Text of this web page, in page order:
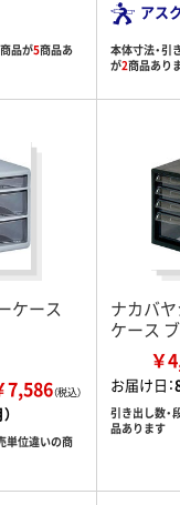
品が5商品あ
アス
本体寸法・引
が2商品あり
ケース
7,586
単位違いの商
ナカバ
ケース
￥
お届け日：
引き出し数・
品あります